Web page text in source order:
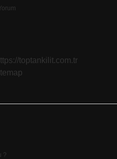
toptankilit.com.tr
?